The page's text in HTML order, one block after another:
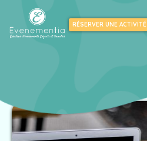
RÉSERVER UNE ACTIVITÉ